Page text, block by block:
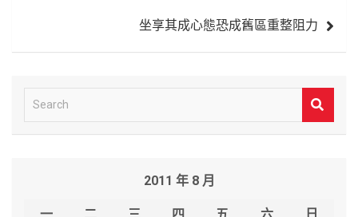
坐享其成心態恐成舊區重整阻力
e
2011 年 8 月